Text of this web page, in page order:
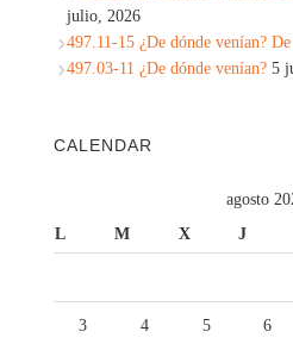
julio, 2026
497.11-15 ¿De dónde venían? De
497.03-11 ¿De dónde venían? 5
CALENDAR
agosto
L
M X J
3 4 5 6